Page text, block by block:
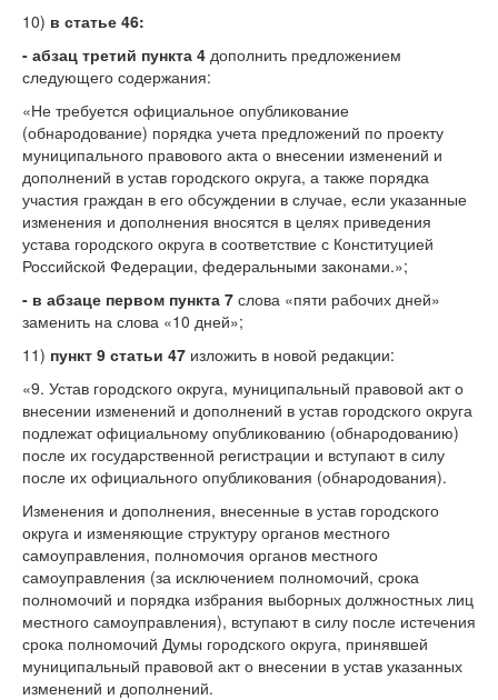
10) в статье 46:
- абзац третий пункта 4 дополнить предложением
следующего содержания:
«Не требуется официальное опубликование
(обнародование) порядка учета предложений по проекту
муниципального правового акта о внесении изменений и
дополнений в устав городского округа, а также порядка
участия граждан в его обсуждении в случае, если указанные
изменения и дополнения вносятся в целях приведения
устава городского округа в соответствие с Конституцией
Российской Федерации, федеральными законами.»;
- в абзаце первом пункта 7 слова «пяти рабочих дней»
заменить на слова «10 дней»;
11) пункт 9 статьи 47 изложить в новой редакции:
«9. Устав городского округа, муниципальный правовой акт о
внесении изменений и дополнений в устав городского округа
подлежат официальному опубликованию (обнародованию)
после их государственной регистрации и вступают в силу
после их официального опубликования (обнародования).
Изменения и дополнения, внесенные в устав городского
округа и изменяющие структуру органов местного
самоуправления, полномочия органов местного
самоуправления (за исключением полномочий, срока
полномочий и порядка избрания выборных должностных лиц
местного самоуправления), вступают в силу после истечения
срока полномочий Думы городского округа, принявшей
муниципальный правовой акт о внесении в устав указанных
изменений и дополнений.